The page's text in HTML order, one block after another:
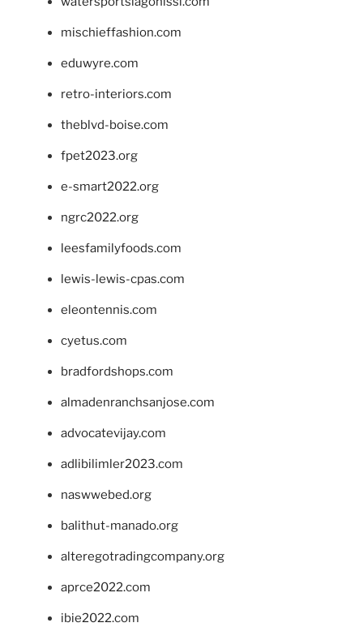
mischieffashion.com
eduwyre.com
retro-interiors.com
theblvd-boise.com
fpet2023.org
e-smart2022.org
ngrc2022.org
leesfamilyfoods.com
lewis-lewis-cpas.com
eleontennis.com
cyetus.com
bradfordshops.com
almadenranchsanjose.com
advocatevijay.com
adlibilimler2023.com
naswwebed.org
balithut-manado.org
alteregotradingcompany.org
aprce2022.com
ibie2022.com